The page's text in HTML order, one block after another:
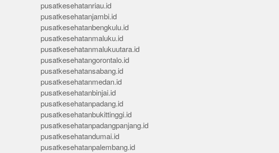
pusatkesehatanriau.id
pusatkesehatanjambi.id
pusatkesehatanbengkulu.id
pusatkesehatanmaluku.id
pusatkesehatanmalukuutara.id
pusatkesehatangorontalo.id
pusatkesehatansabang.id
pusatkesehatanmedan.id
pusatkesehatanbinjai.id
pusatkesehatanpadang.id
pusatkesehatanbukittinggi.id
pusatkesehatanpadangpanjang.id
pusatkesehatandumai.id
pusatkesehatanpalembang.id